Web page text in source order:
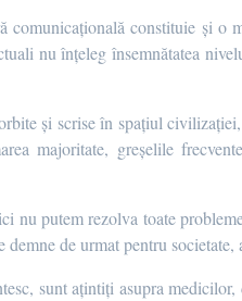
constituie și o
nu înțeleg însemnătatea
și scrise în spațiul
majoritate, greșelile
nu putem rezolva toate
de urmat pentru societate,
sunt ațintiți asupra